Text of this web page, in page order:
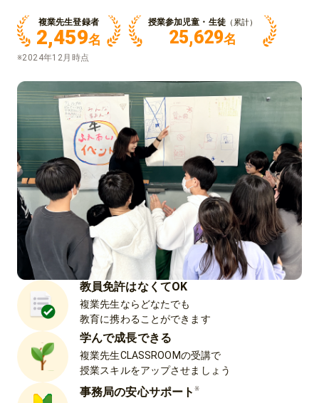
複業先生登録者
2,459名
授業参加児童・生徒（累計）
25,629名
※2024年12月時点
教員免許はなくてOK
複業先生ならどなたでも
教育に携わることができます
学んで成長できる
複業先生CLASSROOMの受講で
授業スキルをアップさせましょう
事務局の安心サポート※